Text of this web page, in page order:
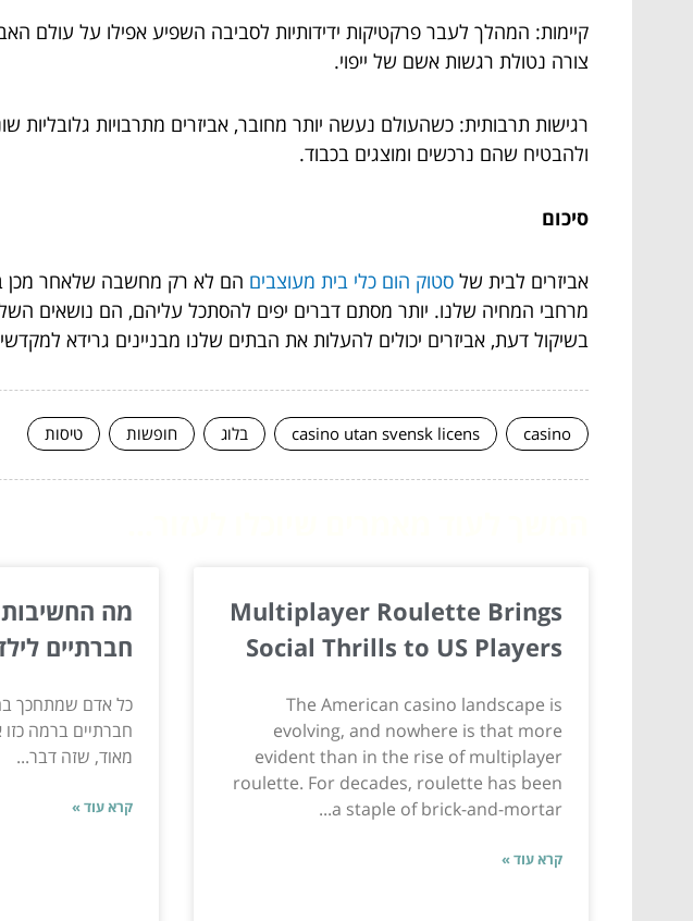
קיימות: המהלך לעבר פרקטיקות ידידותיות לסביבה השפיע אפילו על עולם
צורה נטולת רגשות אשם של ייפוי.
רגישות תרבותית: כשהעולם נעשה יותר מחובר, אביזרים מתרבויות
ולהבטיח שהם נרכשים ומוצגים בכבוד.
סיכום
אביזרים לבית של סטוק הום כלי בית מעוצבים הם לא רק מחשבה שלאחר מכן
מרחבי המחיה שלנו. יותר מסתם דברים יפים להסתכל עליהם, הם נושאים
בשיקול דעת, אביזרים יכולים להעלות את הבתים שלנו מבניינים גרידא
casino
casino utan svensk licens בלוג חופשות טיסות
Multiplayer Roulette Brings
Social Thrills to US Players
The American casino landscape is
evolving, and nowhere is that more
evident than in the rise of multiplayer
roulette. For decades, roulette has been
a staple of brick-and-mortar...
קרא עוד »
מה
חברתיים
כל אדם שמתחכך
חברתיים ברמה כזו
מאוד, שזה דבר...
קרא עוד »